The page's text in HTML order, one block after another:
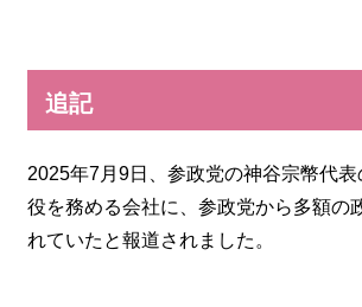
追記
2025年7月9日、参政党の神谷宗幣代
役を務める会社に、参政党から多額の
れていたと報道されました。